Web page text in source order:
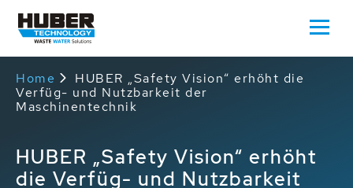
Home
HUBER „Safety Vision“ erhöht die
Verfüg- und Nutzbarkeit der
Maschinentechnik
HUBER „Safety Vision“ erhöht
die Verfüg- und Nutzbarkeit